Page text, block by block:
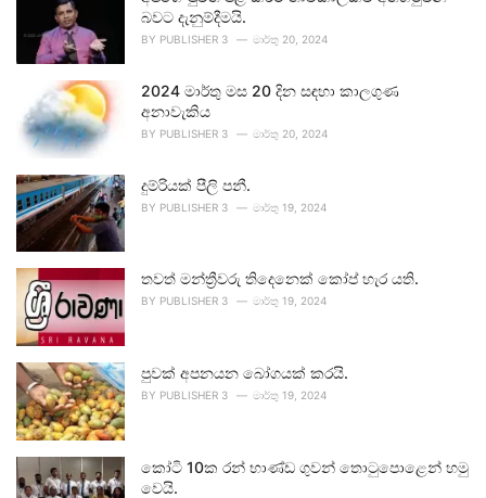
බවට දැනුම්දීමයි.
BY PUBLISHER 3 මාර්තු 20, 2024
2024 මාර්තු මස 20 දින සඳහා කාලගුණ
අනාවැකිය
BY PUBLISHER 3 මාර්තු 20, 2024
දුම්රියක් පීලි පනී.
BY PUBLISHER 3 මාර්තු 19, 2024
තවත් මන්ත්‍රීවරු තිදෙනෙක් කෝප් හැර යති.
BY PUBLISHER 3 මාර්තු 19, 2024
පුවක් අපනයන බෝගයක් කරයි.
BY PUBLISHER 3 මාර්තු 19, 2024
කෝටි 10ක රන් භාණ්ඩ ගුවන් තොටුපොළෙන් හමු
වෙයි.